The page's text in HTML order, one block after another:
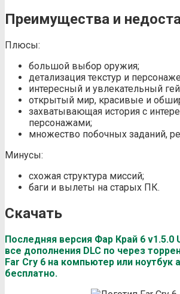
Преимущества и
Плюсы:
большой выбор оружия;
детализация текстур и
интересный и увлекательный
открытый мир, красивые и
захватывающая история с
персонажами;
множество побочных заданий,
Минусы:
схожая структура миссий;
баги и вылеты на старых ПК.
Скачать
Последняя версия Фар Край 6 v1.5.0
все дополнения DLC по через
Far Cry 6 на компьютер или ноутбук
бесплатно.